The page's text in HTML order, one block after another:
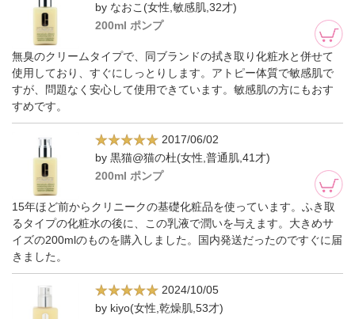
by なおこ(女性,敏感肌,32才)
200ml ポンプ
無臭のクリームタイプで、同ブランドの拭き取り化粧水と併せて
使用しており、すぐにしっとりします。アトピー体質で敏感肌で
すが、問題なく安心して使用できています。敏感肌の方にもおす
すめです。
2017/06/02
by 黒猫@猫の杜(女性,普通肌,41才)
200ml ポンプ
15年ほど前からクリニークの基礎化粧品を使っています。ふき取
るタイプの化粧水の後に、この乳液で潤いを与えます。大きめサ
イズの200mlのものを購入しました。国内発送だったのですぐに届
きました。
2024/10/05
by kiyo(女性,乾燥肌,53才)